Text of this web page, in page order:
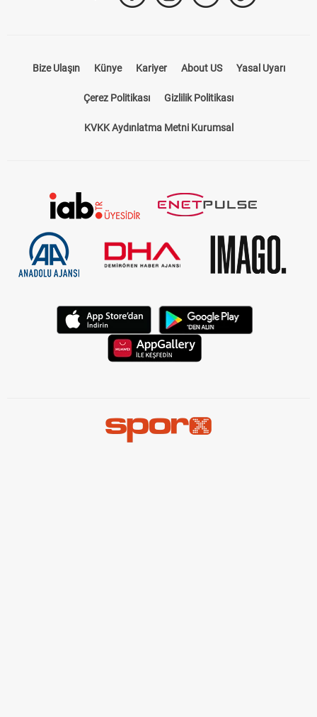
Bize Ulaşın Künye Kariyer About US Yasal Uyarı
Çerez Politikası Gizlilik Politikası
KVKK Aydınlatma Metni Kurumsal